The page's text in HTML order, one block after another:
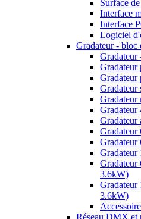
Surface
Interface
Interface
Logiciel
Gradateur - bloc
Gradateur
Gradateur
Gradateur
Gradateur
3.6kW)
Gradateur
3.6kW)
Réseau DMX et